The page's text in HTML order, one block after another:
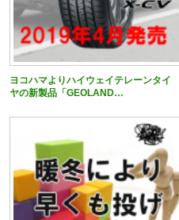
ヨコハマよりハイウェイテレーンタイ
ヤの新製品「GEOLAND…